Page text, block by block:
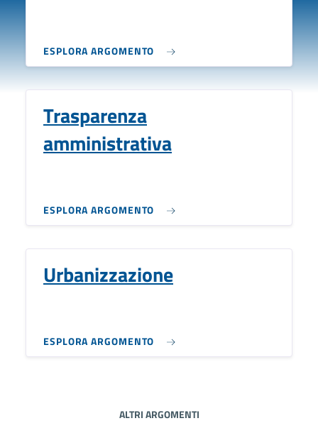
ESPLORA ARGOMENTO
Trasparenza
amministrativa
ESPLORA ARGOMENTO
Urbanizzazione
ESPLORA ARGOMENTO
ALTRI ARGOMENTI